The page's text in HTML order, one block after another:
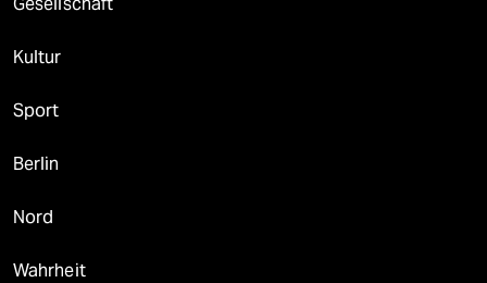
Gesellschaft
Kultur
Sport
Berlin
Nord
Wahrheit